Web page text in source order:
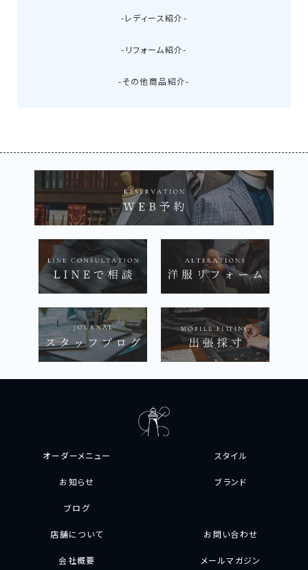
-レディース紹介-
-リフォーム紹介-
-その他商品紹介-
オーダーメニュー
お知らせ
ブログ
スタイル
ブランド
店舗について
会社概要
お問い合わせ
メールマガジン